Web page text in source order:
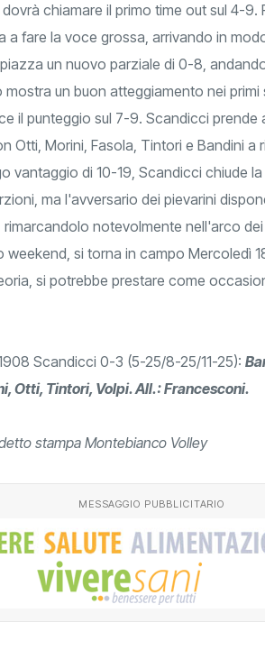
chiamare il primo time out sul 4-9.
a fare la voce grossa, arrivando in
un nuovo parziale di 0-8,
un buon atteggiamento nei
il punteggio sul 7-9. Scandicci
Otti, Morini, Fasola, Tintori e Bandini a
vantaggio di 10-19, Scandicci chiude la
ma l'avversario dei pievarini
notevolmente nell'arco
weekend, si torna in campo Mercoledì
si potrebbe prestare come
Scandicci 0-3 (5-25/8-25/11-25):
Otti, Tintori, Volpi. All.: Francesconi.
stampa Montebianco Volley
MESSAGGIO PUBBLICITARIO